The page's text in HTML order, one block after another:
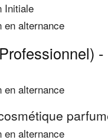
Initiale
alternance
alternance
alternance